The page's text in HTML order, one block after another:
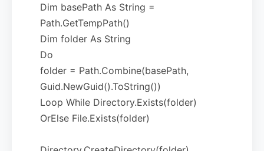
Dim basePath As String =
Path.GetTempPath()
Dim folder As String
Do
folder = Path.Combine(basePath,
Guid.NewGuid().ToString())
Loop While Directory.Exists(folder)
OrElse File.Exists(folder)